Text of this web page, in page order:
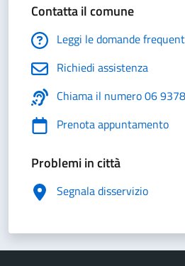
Contatta il comune
Leggi le domande
Richiedi assistenza
Chiama il numero 06
Prenota appuntamento
Problemi in città
Segnala disservizio